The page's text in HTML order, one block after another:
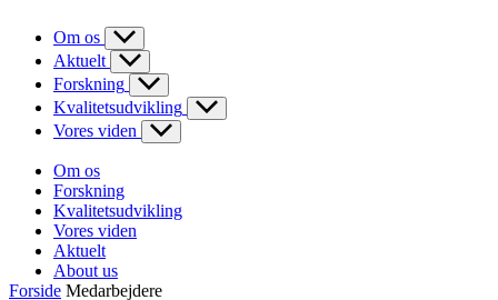
Om os
Aktuelt
Forskning
Kvalitetsudvikling
Vores viden
Om os
Forskning
Kvalitetsudvikling
Vores viden
Aktuelt
About us
Forside Medarbejdere